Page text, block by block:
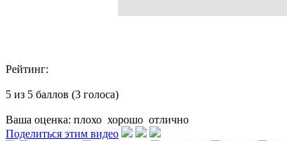
Рейтинг:
5 из 5 баллов (3 голоса)
Ваша оценка: плохо хорошо отлично
Поделиться этим видео